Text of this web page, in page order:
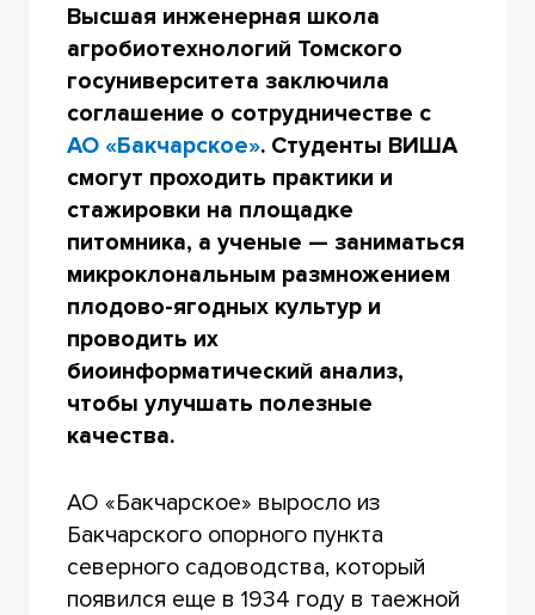
Высшая инженерная школа
агробиотехнологий Томского
госуниверситета заключила
соглашение о сотрудничестве с
АО «Бакчарское». Студенты ВИША
смогут проходить практики и
стажировки на площадке
питомника, а ученые — заниматься
микроклональным размножением
плодово-ягодных культур и
проводить их
биоинформатический анализ,
чтобы улучшать полезные
качества.
АО «Бакчарское» выросло из
Бакчарского опорного пункта
северного садоводства, который
появился еще в 1934 году в таежной